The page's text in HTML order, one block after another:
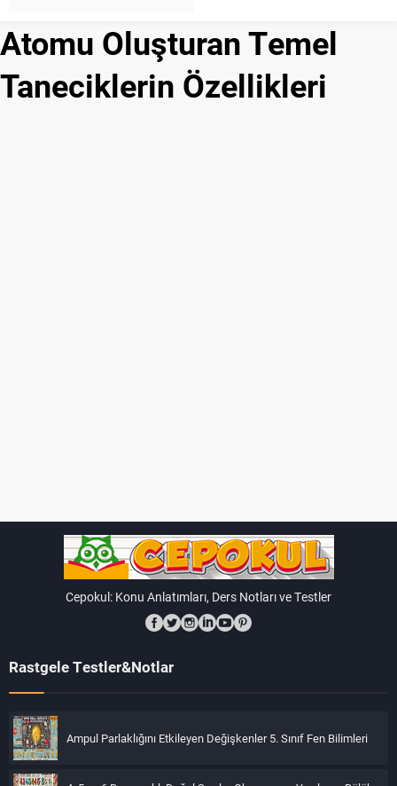
Atomu Oluşturan Temel
Taneciklerin Özellikleri
Cepokul: Konu Anlatımları, Ders Notları ve Testler
Rastgele Testler&Notlar
Ampul Parlaklığını Etkileyen Değişkenler 5. Sınıf Fen Bilimleri